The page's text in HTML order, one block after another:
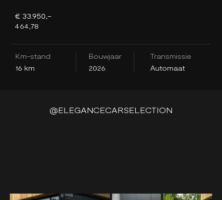
€ 33.950,-
464,78
Km-stand
16 km
Bouwjaar
2026
Transmissie
Automaat
@ELEGANCECARSELECTION